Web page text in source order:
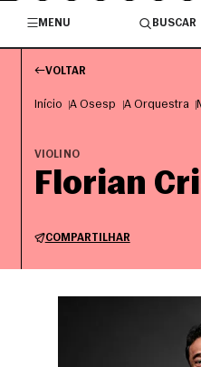
MENU
BUSCAR
VOLTAR
Início A Osesp A Orquestra
VIOLINO
Florian
COMPARTILHAR